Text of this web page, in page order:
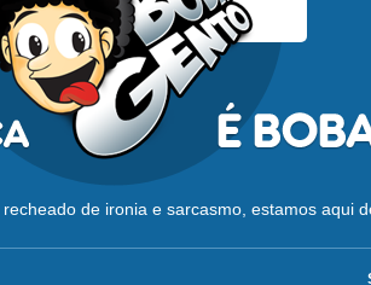
de ironia e sarcasmo, estamos aqui